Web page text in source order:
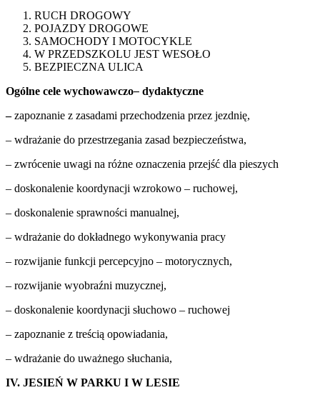
RUCH DROGOWY
POJAZDY DROGOWE
SAMOCHODY I MOTOCYKLE
W PRZEDSZKOLU JEST WESOŁO
BEZPIECZNA ULICA
Ogólne cele wychowawczo– dydaktyczne
–zapoznanie z zasadami przechodzenia przez jezdnię,
– wdrażanie do przestrzegania zasad bezpieczeństwa,
– zwrócenie uwagi na różne oznaczenia przejść dla pieszych
– doskonalenie koordynacji wzrokowo – ruchowej,
– doskonalenie sprawności manualnej,
– wdrażanie do dokładnego wykonywania pracy
– rozwijanie funkcji percepcyjno – motorycznych,
– rozwijanie wyobraźni muzycznej,
– doskonalenie koordynacji słuchowo – ruchowej
– zapoznanie z treścią opowiadania,
– wdrażanie do uważnego słuchania,
IV. JESIEŃ W PARKU I W LESIE